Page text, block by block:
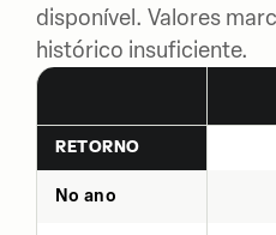
disponível. Valores
histórico insuficiente.
RETORNO
No ano